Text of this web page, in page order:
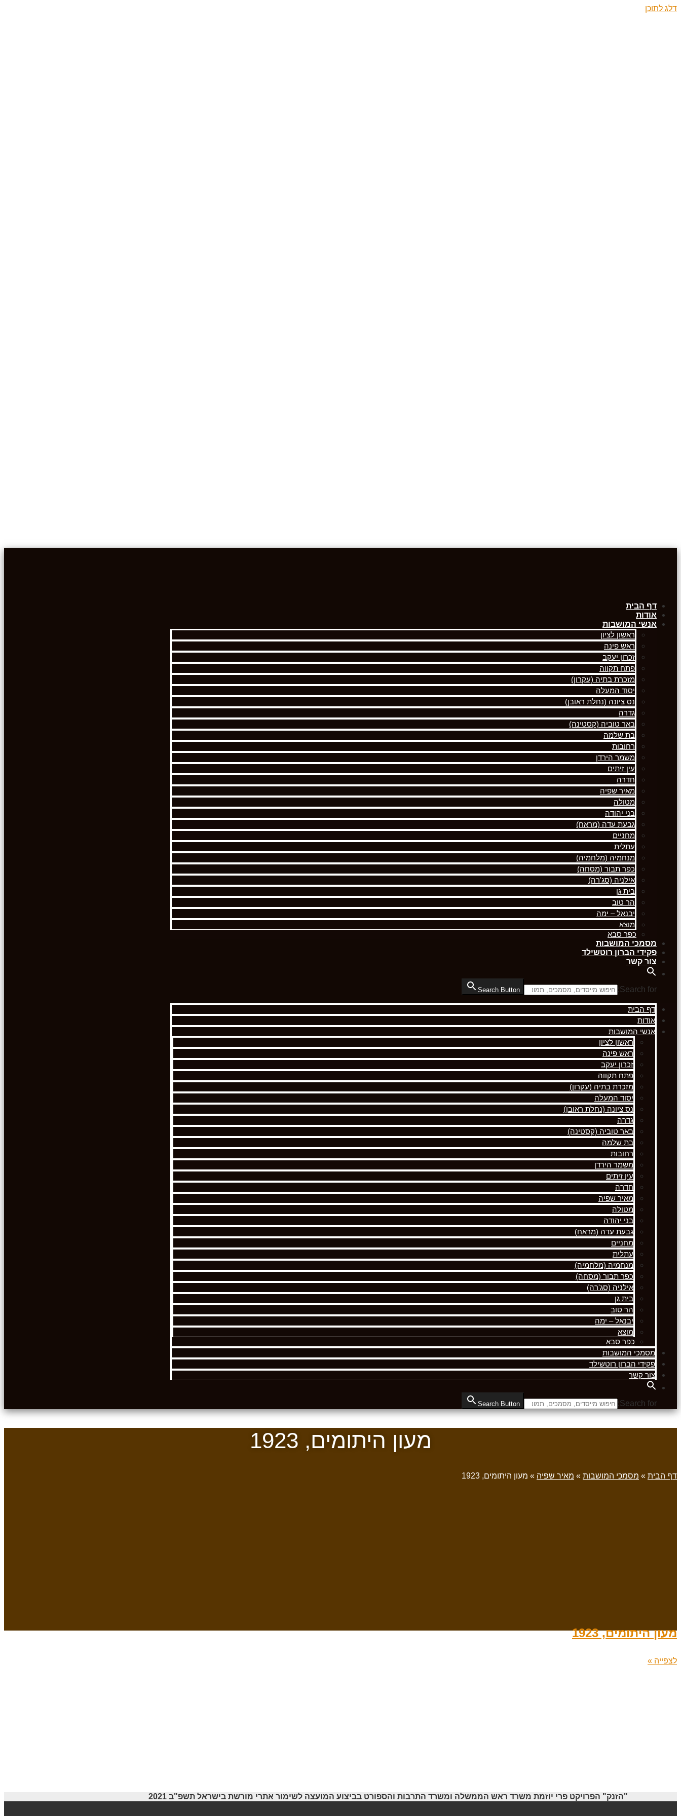
דלג לתוכן
דף הבית
אודות
אנשי המושבות
ראשון לציון
ראש פינה
זכרון יעקב
פתח תקווה
מזכרת בתיה (עקרון)
יסוד המעלה
נס ציונה (נחלת ראובן)
גדרה
באר טוביה (קסטינה)
בת שלמה
רחובות
משמר הירדן
עין זיתים
חדרה
מאיר שפיה
מטולה
בני יהודה
גבעת עדה (מראח)
מחניים
עתלית
מנחמיה (מלחמיה)
כפר תבור (מסחה)
אילניה (סג'רה)
בית גן
הר טוב
יבנאל – ימה
מוצא
כפר סבא
מסמכי המושבות
פקידי הברון רוטשילד
צור קשר
Search for:
Search Button
דף הבית
אודות
אנשי המושבות
ראשון לציון
ראש פינה
זכרון יעקב
פתח תקווה
מזכרת בתיה (עקרון)
יסוד המעלה
נס ציונה (נחלת ראובן)
גדרה
באר טוביה (קסטינה)
בת שלמה
רחובות
משמר הירדן
עין זיתים
חדרה
מאיר שפיה
מטולה
בני יהודה
גבעת עדה (מראח)
מחניים
עתלית
מנחמיה (מלחמיה)
כפר תבור (מסחה)
אילניה (סג'רה)
בית גן
הר טוב
יבנאל – ימה
מוצא
כפר סבא
מסמכי המושבות
פקידי הברון רוטשילד
צור קשר
Search for:
Search Button
מעון היתומים, 1923
דף הבית » מסמכי המושבות » מאיר שפיה » מעון היתומים, 1923
מעון היתומים, 1923
לצפייה »
"הזנק" הפרויקט פרי יוזמת משרד ראש הממשלה ומשרד התרבות והספורט בביצוע המועצה לשימור אתרי מורשת בישראל תשפ"ב 2021